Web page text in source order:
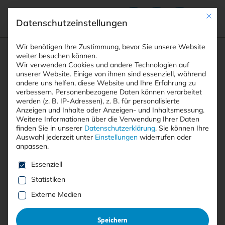
Suchfeld
Suchen
Breadcrumb-Navigation
STARTSEITE
ARTIKEL
COLDRIVER ERWEITERT TOOLSET: BAITSWITCH …
Inhaltsverzeichnis
Free
COLDRIVER erweitert Toolset:
Mit
Datenschutzeinstellungen
Wir benötigen Ihre Zustimmung, bevor Sie unsere Website
weiter besuchen können.
Wir verwenden Cookies und andere Technologien auf
unserer Website. Einige von ihnen sind essenziell, während
andere uns helfen, diese Website und Ihre Erfahrung zu
verbessern. Personenbezogene Daten können verarbeitet
werden (z. B. IP-Adressen), z. B. für personalisierte
Anzeigen und Inhalte oder Anzeigen- und Inhaltsmessung.
Weitere Informationen über die Verwendung Ihrer Daten
finden Sie in unserer Datenschutzerklärung. Sie können Ihre
Auswahl jederzeit unter Einstellungen widerrufen oder
anpassen.
Es folgt eine Liste der Service-Gruppen, für die eine
Essenziell
Statistiken
Externe Medien
Speichern